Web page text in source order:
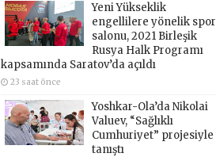
Yeni Yükseklik
engellilere yönelik spor
salonu, 2021 Birleşik
Rusya Halk Programı
kapsamında Saratov’da açıldı
23 saat önce
Yoshkar-Ola’da Nikolai
Valuev, “Sağlıklı
Cumhuriyet” projesiyle
tanıştı